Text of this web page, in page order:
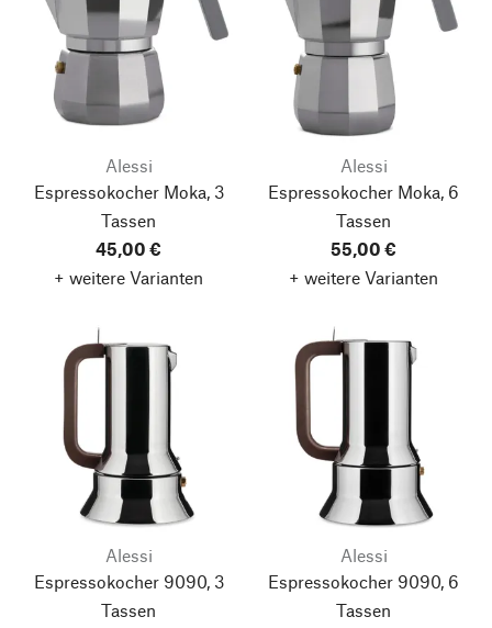
Alessi
Espressokocher Moka, 3
Tassen
45,00 €
+ weitere Varianten
Alessi
Espressokocher Moka, 6
Tassen
55,00 €
+ weitere Varianten
Alessi
Espressokocher 9090, 3
Tassen
Alessi
Espressokocher 9090, 6
Tassen